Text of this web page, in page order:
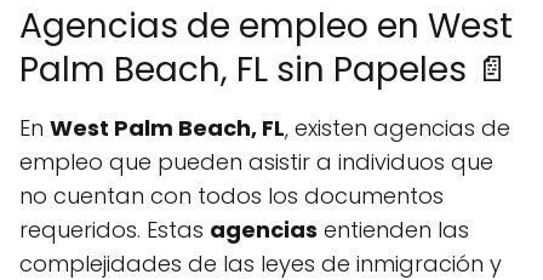
Agencias de empleo en West
Palm Beach, FL sin Papeles 📄
En West Palm Beach, FL, existen agencias de
empleo que pueden asistir a individuos que
no cuentan con todos los documentos
requeridos. Estas agencias entienden las
complejidades de las leyes de inmigración y